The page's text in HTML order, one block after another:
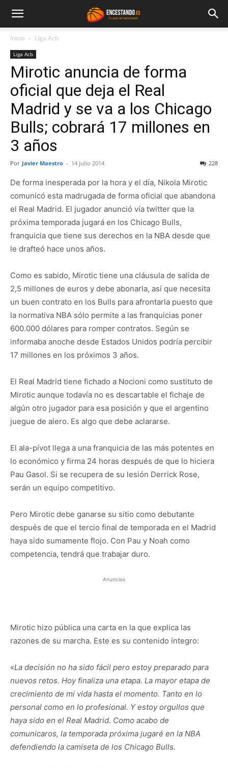
Inicio Liga Acb
Liga Acb
Mirotic anuncia de forma
oficial que deja el Real
Madrid y se va a los Chicago
Bulls; cobrará 17 millones en
3 años
Por Javier Maestro - 14 julio 2014 228
De forma inesperada por la hora y el día, Nikola Mirotic
comunicó esta madrugada de forma oficial que abandona
el Real Madrid. El jugador anunció vía twitter que la
próxima temporada jugará en los Chicago Bulls,
franquicia que tiene sus derechos en la NBA desde que
le drafteó hace unos años.
Como es sabido, Mirotic tiene una cláusula de salida de
2,5 millones de euros y debe abonarla, así que necesita
un buen contrato en los Bulls para afrontarla puesto que
la normativa NBA sólo permite a las franquicias poner
600.000 dólares para romper contratos. Según se
informaba anoche desde Estados Unidos podría percibir
17 millones en los próximos 3 años.
El Real Madrid tiene fichado a Nocioni como sustituto de
Mirotic aunque todavía no es descartable el fichaje de
algún otro jugador para esa posición y que el argentino
juegue de alero. Es algo que debe aclararse.
El ala-pívot llega a una franquicia de las más potentes en
lo económico y firma 24 horas después de que lo hiciera
Pau Gasol. Si se recupera de su lesión Derrick Rose,
serán un equipo competitivo.
Pero Mirotic debe ganarse su sitio como debutante
después de que el tercio final de temporada en el Madrid
haya sido sumamente flojo. Con Pau y Noah como
competencia, tendrá que trabajar duro.
Anuncios
Mirotic hizo pública una carta en la que explica las
razones de su marcha. Este es su contenido íntegro:
«La decisión no ha sido fácil pero estoy preparado para
nuevos retos. Hoy finaliza una etapa. La mayor etapa de
crecimiento de mi vida hasta el momento. Tanto en lo
personal como en lo profesional. Y estoy orgullos que
haya sido en el Real Madrid. Como acabo de
comunicaros, la temporada próxima jugaré en la NBA
defendiendo la camiseta de los Chicago Bulls.